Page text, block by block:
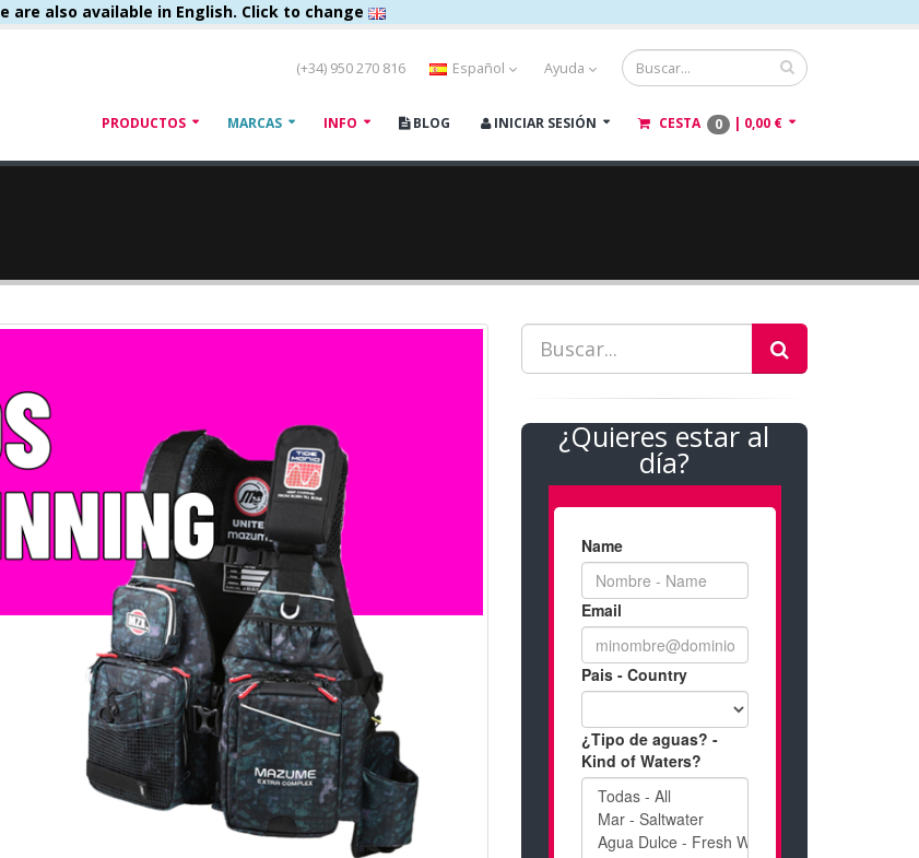
are also available in English. Click to change
(+34) 950 270 816 Español Ayuda
PRODUCTOS MARCAS INFO BLOG INICIAR SESIÓN CESTA 0 | 0,00 €
¿Quieres estar al
día?